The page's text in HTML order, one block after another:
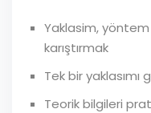
Yaklasim, yöntem
karıştırmak
Tek bir yaklasımı
Teorik bilgileri